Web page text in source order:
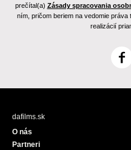
prečítal(a) Zásady spracovania
ním, pričom beriem na vedomie
realizácií
F
c
dafilms.sk
O nás
Partneri